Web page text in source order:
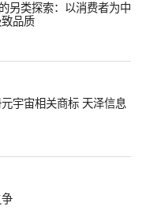
另类探索：以消费者为中
品质
宇宙相关商标 天泽信息